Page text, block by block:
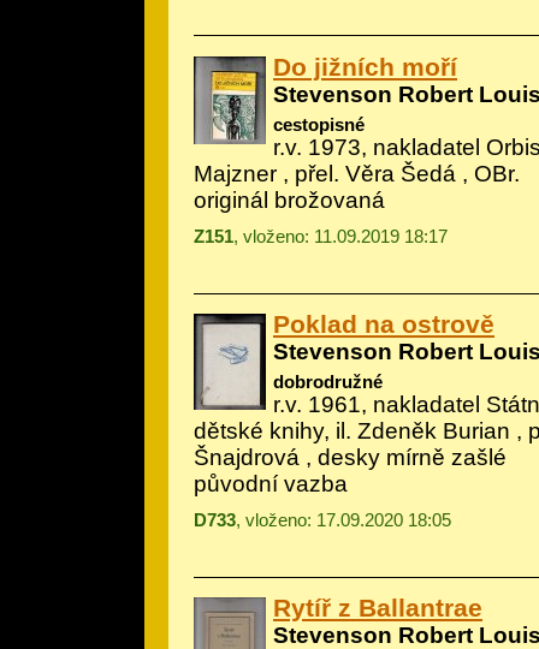
Do jižních moří
Stevenson Robert
cestopisné
r.v. 1973, nakladatel
Majzner , přel. Věra Šedá , OBr.
originál brožovaná
Z151, vloženo: 11.09.2019 18:17
Poklad na ostrově
Stevenson Robert
dobrodružné
r.v. 1961, nakladatel
dětské knihy, il. Zdeněk Burian ,
Šnajdrová , desky mírně zašlé
původní vazba
D733, vloženo: 17.09.2020 18:05
Rytíř z Ballantrae
Stevenson Robert